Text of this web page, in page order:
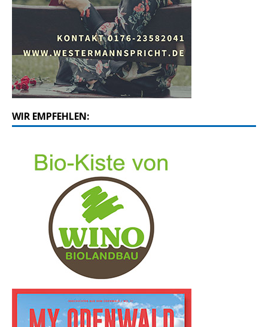
WIR EMPFEHLEN: